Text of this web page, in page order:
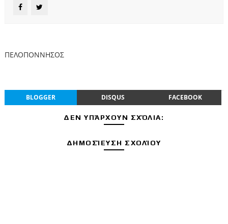
ΠΕΛΟΠΟΝΝΗΣΟΣ
BLOGGER DISQUS FACEBOOK
ΔΕΝ ΥΠΆΡΧΟΥΝ ΣΧΌΛΙΑ:
ΔΗΜΟΣΊΕΥΣΗ ΣΧΟΛΊΟΥ